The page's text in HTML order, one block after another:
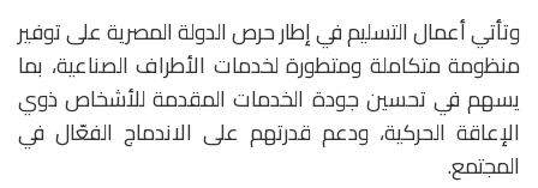
وتأتي أعمال التسليم في إطار حرص الدولة المصرية على توفير
منظومة متكاملة ومتطورة لخدمات الأطراف الصناعية، بما
يسهم في تحسين جودة الخدمات المقدمة للأشخاص ذوي
الإعاقة الحركية، ودعم قدرتهم على الاندماج الفعّال في
المجتمع.